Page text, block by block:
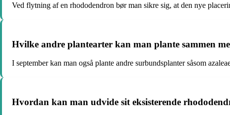
Ved flytning af en rhododendron bør man sikre sig, at den nye
Hvilke andre plantearter kan man plante sammen
I september kan man også plante andre surbundsplanter såsom
Hvordan kan man udvide sit eksisterende